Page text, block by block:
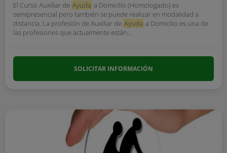
El Curso Auxiliar de Ayuda a Domicilio (Homologado) es
semipresencial pero también se puede realizar en modalidad a
distancia. La profesión de Auxiliar de Ayuda a Domicilio es una de
las profesiones que actualmente están...
SOLICITAR INFORMACIÓN